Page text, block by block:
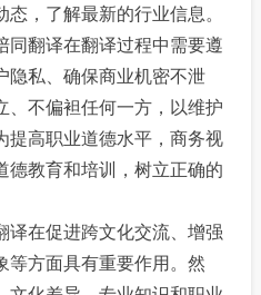
，了解最新的行业信息。
翻译在翻译过程中需要遵
隐私、确保商业机密不泄
、不偏袒任何一方，以维护
提高职业道德水平，商务视
德教育和培训，树立正确的
在促进跨文化交流、增强
等方面具有重要作用。然